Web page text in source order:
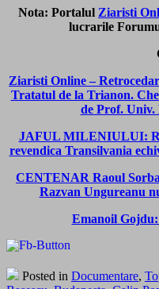
Nota: Portalul Ziaristi
lucrarile
Ziaristi Online –
Tratatul de la Trianon.
de Prof. Univ.
JAFUL MILENIULUI:
revendica Transilvania
CENTENAR Raoul
Razvan Ungureanu
Emanoil
Posted in Documentare,